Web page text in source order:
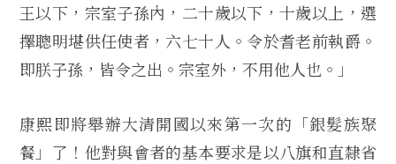
王以下，宗室子孫內，二十歲以下，十歲以上，選
擇聰明堪供任使者，六七十人。令於耆老前執爵。
即朕子孫，皆令之出。宗室外，不用他人也。」
康熙即將舉辦大清開國以來第一次的「銀髮族聚
餐」了！他對與會者的基本要求是以八旗和直隸省